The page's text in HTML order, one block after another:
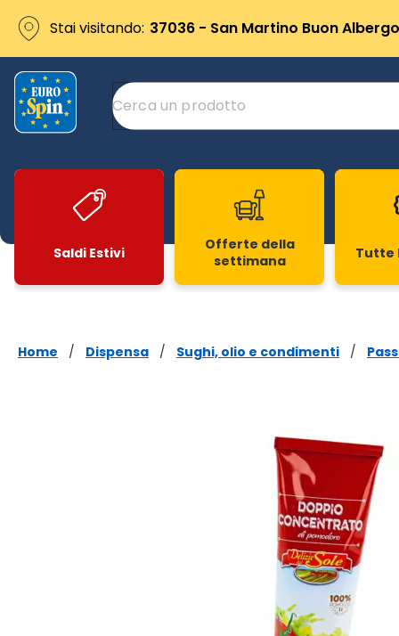
Stai visitando: 37036 - San Martino Buon
Saldi Estivi
Offerte della
settimana
Tutte
Home / Dispensa / Sughi, olio e condimenti /